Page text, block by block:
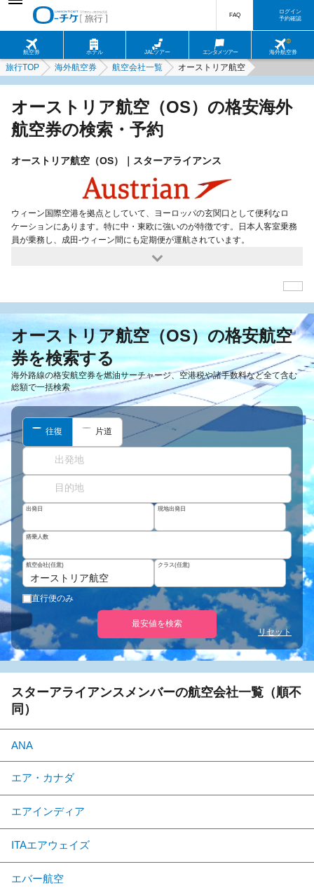
航空券 ホテル JALツアー エンタメツアー 海外航空券
FAQ
ログイン
予約確認
旅行TOP 海外航空券 航空会社一覧 オーストリア航空
オーストリア航空（OS）の格安海外
航空券の検索・予約
オーストリア航空（OS）｜スターアライアンス
ウィーン国際空港を拠点としていて、ヨーロッパの玄関口として便利なロ
ケーションにあります。特に中・東欧に強いのが特徴です。日本人客室乗務
員が乗務し、成田-ウィーン間にも定期便が運航されています。
オーストリア航空（OS）の格安航空
券を検索する
海外路線の格安航空券を燃油サーチャージ、空港税や諸手数料など全て含む
総額で一括検索
往復 片道
出発日 現地出発日
搭乗人数
航空会社(任意)
オーストリア航空
クラス(任意)
直行便のみ
最安値を検索
リセット
スターアライアンスメンバーの航空会社一覧（順不
同）
ANA
エア・カナダ
エアインディア
ITAエアウェイズ
エバー航空